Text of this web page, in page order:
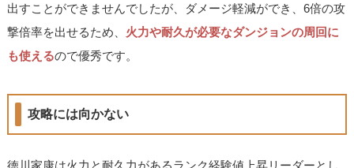
出すことができませんでしたが、ダメージ軽減ができ、6倍の攻
撃倍率を出せるため、 火力や耐久が必要なダンジョンの周回に
も使えるので優秀です。
攻略には向かない
徳川家康は火力と耐久力があるランク経験値上昇リーダーとし